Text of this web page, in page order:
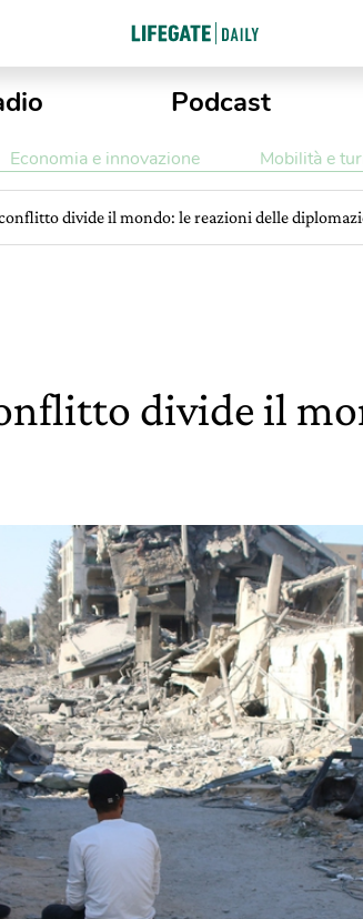
Podcast
Economia e innovazione Mobilità e
divide il mondo: le reazioni delle
divide il